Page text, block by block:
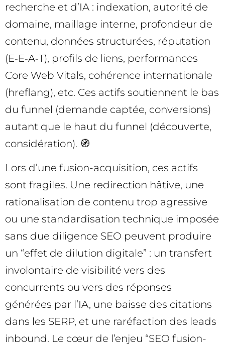
recherche et d’IA : indexation, autorité de
domaine, maillage interne, profondeur de
contenu, données structurées, réputation
(E‑E‑A‑T), profils de liens, performances
Core Web Vitals, cohérence internationale
(hreflang), etc. Ces actifs soutiennent le bas
du funnel (demande captée, conversions)
autant que le haut du funnel (découverte,
considération). 🧭
Lors d’une fusion-acquisition, ces actifs
sont fragiles. Une redirection hâtive, une
rationalisation de contenu trop agressive
ou une standardisation technique imposée
sans due diligence SEO peuvent produire
un “effet de dilution digitale” : un transfert
involontaire de visibilité vers des
concurrents ou vers des réponses
générées par l’IA, une baisse des citations
dans les SERP, et une raréfaction des leads
inbound. Le cœur de l’enjeu “SEO fusion-